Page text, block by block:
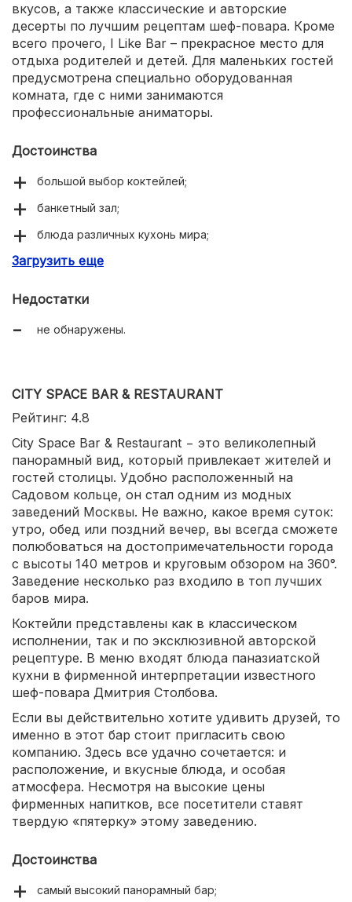
вкусов, а также классические и авторские
десерты по лучшим рецептам шеф-повара. Кроме
всего прочего, I Like Bar – прекрасное место для
отдыха родителей и детей. Для маленьких гостей
предусмотрена специально оборудованная
комната, где с ними занимаются
профессиональные аниматоры.
Достоинства
большой выбор коктейлей;
банкетный зал;
блюда различных кухонь мира;
детское меню и развлечения;
Загрузить еще
Недостатки
не обнаружены.
CITY SPACE BAR & RESTAURANT
Рейтинг: 4.8
City Space Bar & Restaurant − это великолепный
панорамный вид, который привлекает жителей и
гостей столицы. Удобно расположенный на
Садовом кольце, он стал одним из модных
заведений Москвы. Не важно, какое время суток:
утро, обед или поздний вечер, вы всегда сможете
полюбоваться на достопримечательности города
с высоты 140 метров и круговым обзором на 360°.
Заведение несколько раз входило в топ лучших
баров мира.
Коктейли представлены как в классическом
исполнении, так и по эксклюзивной авторской
рецептуре. В меню входят блюда паназиатской
кухни в фирменной интерпретации известного
шеф-повара Дмитрия Столбова.
Если вы действительно хотите удивить друзей, то
именно в этот бар стоит пригласить свою
компанию. Здесь все удачно сочетается: и
расположение, и вкусные блюда, и особая
атмосфера. Несмотря на высокие цены
фирменных напитков, все посетители ставят
твердую «пятерку» этому заведению.
Достоинства
самый высокий панорамный бар;